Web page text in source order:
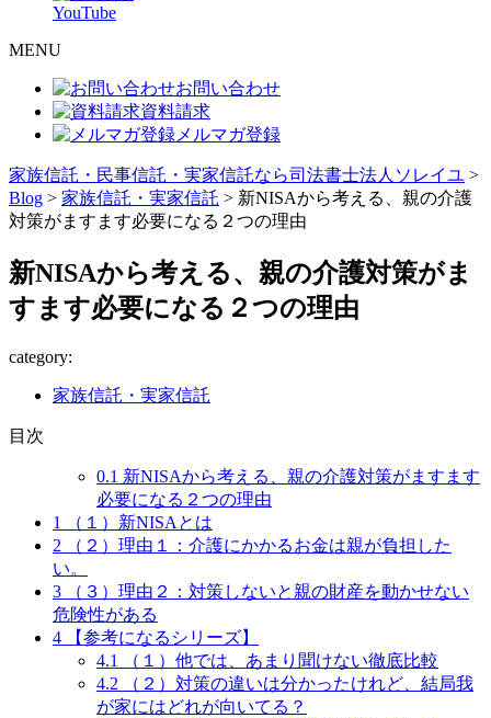
YouTube
MENU
お問い合わせ
資料請求
メルマガ登録
家族信託・民事信託・実家信託なら司法書士法人ソレイユ >
Blog > 家族信託・実家信託 > 新NISAから考える、親の介護
対策がますます必要になる２つの理由
新NISAから考える、親の介護対策がま
すます必要になる２つの理由
category:
家族信託・実家信託
目次
0.1 新NISAから考える、親の介護対策がますます
必要になる２つの理由
1
（１）新NISAとは
2 （２）理由１：介護にかかるお金は親が負担した
い。
3 （３）理由２：対策しないと親の財産を動かせない
危険性がある
4 【参考になるシリーズ】
4.1
（１）他では、あまり聞けない徹底比較
4.2 （２）対策の違いは分かったけれど、結局我
が家にはどれが向いてる？